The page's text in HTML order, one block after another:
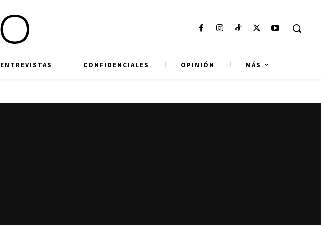
ENTREVISTAS CONFIDENCIALES OPINIÓN MÁS